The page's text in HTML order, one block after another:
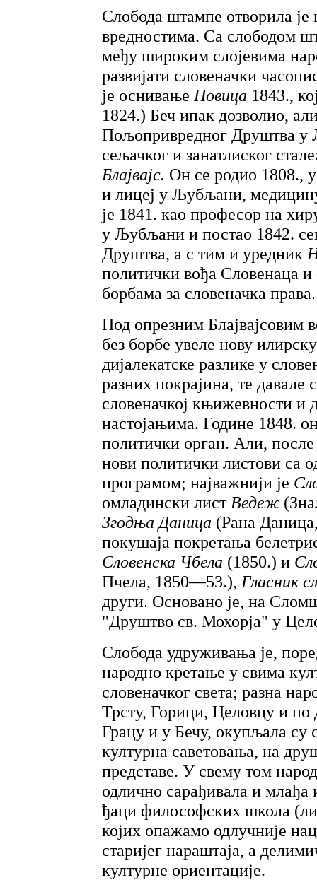
Слобода штампе отворила
вредностима. Са слободом
међу широким слојевима
развијати словеначки
је оснивање Новица 1843.,
1824.) Беч ипак дозволио,
Пољопривредног Друштва у
сељачког и занатлиског
Блајвајс. Он се родио 1808.,
и лицеј у Љубљани,
је 1841. као професор на
у Љубљани и постао 1842.
Друштва, а с тим и уредник
политички вођа Словенаца и
борбама за словеначка права.
Под опрезним Блајвајсовим
без борбе увеле нову
дијалекатске разлике у
разних покрајина, те давале
словеначкој књижевности и
настојањима. Године 1848.
политички орган. Али,
нови политички листови са
програмом; најважнији је
омладински лист Ведеж
Згодња Даница (Рана
покушаја покретања
Словенска Чбела (1850.) и
Пчела, 1850—53.), Гласник
други. Основано је, на
"Друштво св. Мохорја" у
Слобода удруживања је,
народно кретање у свима
словеначког света; разна
Трсту, Горици, Целовцу и
Грацу и у Бечу, окупљала су
културна саветовања, на
представе. У свему том
одлично сарађивала и млађа
ђаци философских школа
којих опажамо одлучније
старијег нараштаја, а
културне ориентације.